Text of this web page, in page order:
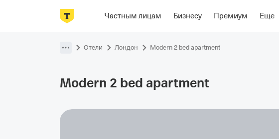
Частным лицам Бизнесу Премиум Еще
Фотографии НомераРасположениеОб отеле
Отели Лондон Modern 2 bed apartment
Modern 2 bed apartment